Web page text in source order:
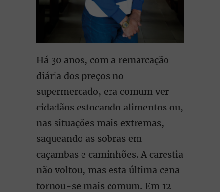
Há 30 anos, com a remarcação
diária dos preços no
supermercado, era comum ver
cidadãos estocando alimentos ou,
nas situações mais extremas,
saqueando as sobras em
caçambas e caminhões. A carestia
não voltou, mas esta última cena
tornou-se mais comum. Em 12